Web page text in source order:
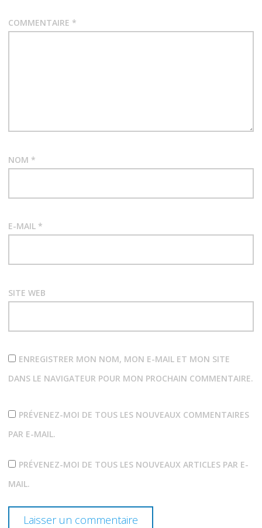
COMMENTAIRE *
NOM *
E-MAIL *
SITE WEB
ENREGISTRER MON NOM, MON E-MAIL ET MON SITE
DANS LE NAVIGATEUR POUR MON PROCHAIN COMMENTAIRE.
PRÉVENEZ-MOI DE TOUS LES NOUVEAUX COMMENTAIRES
PAR E-MAIL.
PRÉVENEZ-MOI DE TOUS LES NOUVEAUX ARTICLES PAR E-
MAIL.